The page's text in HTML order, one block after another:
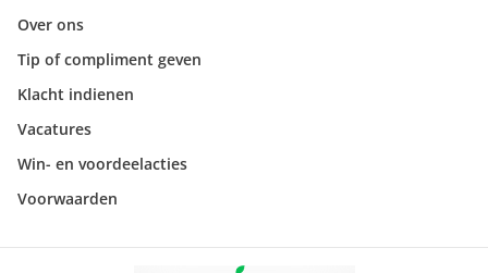
Over ons
Tip of compliment geven
Klacht indienen
Vacatures
Win- en voordeelacties
Voorwaarden